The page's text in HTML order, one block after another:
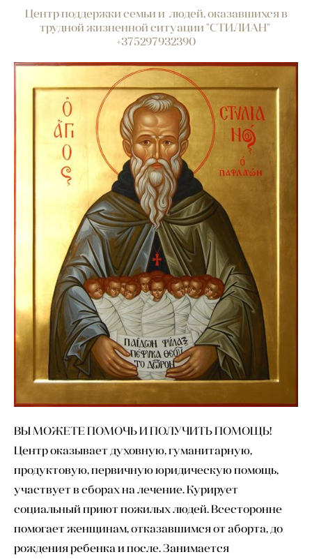
Центр поддержки семьи и людей, оказавшихся в
трудной жизненной ситуации "СТИЛИАН"
+375297932390
ВЫ МОЖЕТЕ ПОМОЧЬ И ПОЛУЧИТЬ ПОМОЩЬ!
Центр оказывает духовную, гуманитарную,
продуктовую, первичную юридическую помощь,
участвует в сборах на лечение. Курирует
социальный приют пожилых людей. Всесторонне
помогает женщинам, отказавшимся от аборта, до
рождения ребенка и после. Занимается